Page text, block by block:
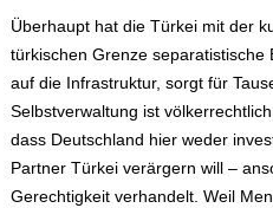
Überhaupt hat die Türkei mit der
türkischen Grenze
auf die Infrastruktur, sorgt für
Selbstverwaltung ist
dass Deutschland hier weder
Partner Türkei verärgern will –
Gerechtigkeit verhandelt. Weil